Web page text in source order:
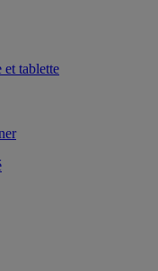
et tablette